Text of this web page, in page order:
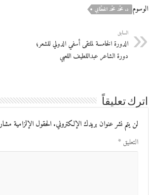
الوسوم د. محمّد محمّد الخطّابي
السابق
الدورة الخامسة لملتقى أسفي الدولي للشعر؛
دورة الشاعر عبداللطيف اللعبي
اترك تعليقاً
لن يتم نشر عنوان بريدك الإلكتروني.الحقول الإلزامية
التعليق*